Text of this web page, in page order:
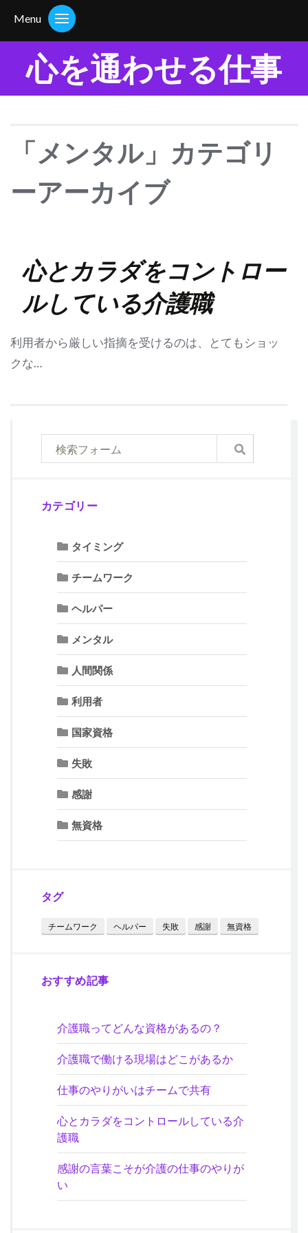
Menu
心を通わせる仕事
「メンタル」カテゴリ
ーアーカイブ
心とカラダをコントロー
ルしている介護職
利用者から厳しい指摘を受けるのは、とてもショッ
クな…
カテゴリー
タイミング
チームワーク
ヘルパー
メンタル
人間関係
利用者
国家資格
失敗
感謝
無資格
タグ
チームワーク ヘルパー 失敗 感謝 無資格
おすすめ記事
介護職ってどんな資格があるの？
介護職で働ける現場はどこがあるか
仕事のやりがいはチームで共有
心とカラダをコントロールしている介
護職
感謝の言葉こそが介護の仕事のやりが
い